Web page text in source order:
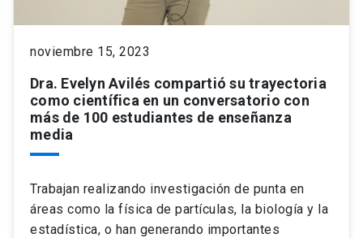
Académicos
Consejo de Facultad
Secretaría Académica
Documentos FCB
Dirección Investigación
Grupos de Investigación
Institutos y Centros
FCB en el Territorio
Redes Internacionales
Estudiantes
Pregrado
Postgrado
Centro de Estudiantes
Publicaciones
Contacto
noviembre 15, 2023
Dra. Evelyn Avilés compartió su trayectoria
como científica en un conversatorio con
más de 100 estudiantes de enseñanza
media
Trabajan realizando investigación de punta en
áreas como la física de partículas, la biología y la
estadística, o han generando importantes